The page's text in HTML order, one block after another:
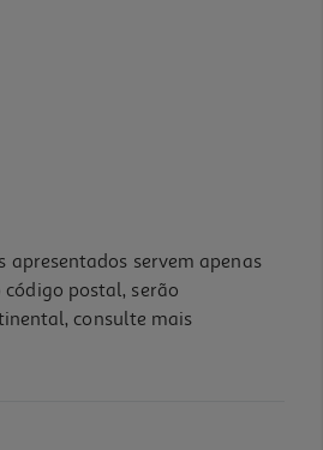
servem apenas
postal, serão
consulte mais